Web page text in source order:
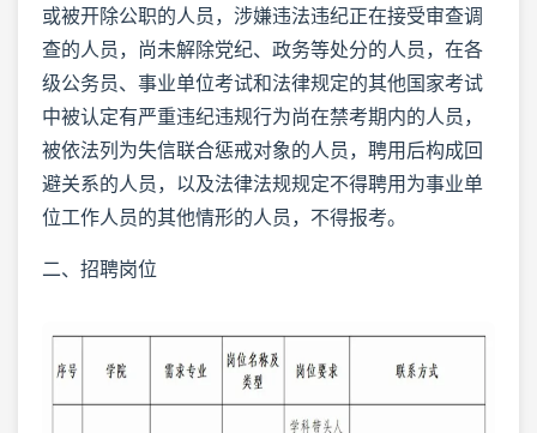
或被开除公职的人员，涉嫌违法违纪正在接受审查调
查的人员，尚未解除党纪、政务等处分的人员，在各
级公务员、事业单位考试和法律规定的其他国家考试
中被认定有严重违纪违规行为尚在禁考期内的人员，
被依法列为失信联合惩戒对象的人员，聘用后构成回
避关系的人员，以及法律法规规定不得聘用为事业单
位工作人员的其他情形的人员，不得报考。
二、招聘岗位